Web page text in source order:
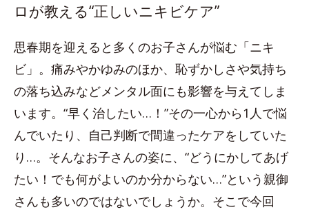
ロが教える“正しいニキビケア”
思春期を迎えると多くのお子さんが悩む「ニキ
ビ」。痛みやかゆみのほか、恥ずかしさや気持ち
の落ち込みなどメンタル面にも影響を与えてしま
います。“早く治したい…！”その一心から1人で悩
んでいたり、自己判断で間違ったケアをしていた
り…。そんなお子さんの姿に、“どうにかしてあげ
たい！でも何がよいのか分からない…”という親御
さんも多いのではないでしょうか。そこで今回